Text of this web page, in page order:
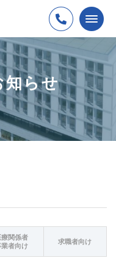
知らせ
療関係者
業者向け
求職者向け